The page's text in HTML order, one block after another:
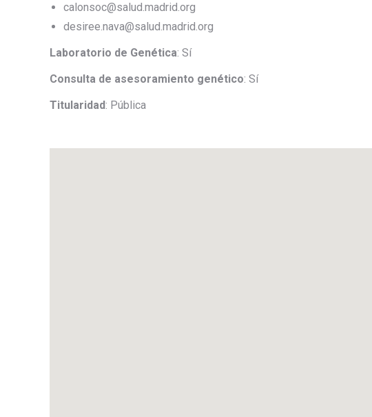
calonsoc@salud.madrid.org
desiree.nava@salud.madrid.org
Laboratorio de Genética: Sí
Consulta de asesoramiento genético: Sí
Titularidad: Pública